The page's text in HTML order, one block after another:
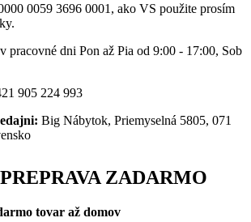
0059 3696 0001, ako VS použite prosím
pracovné dni Pon až Pia od 9:00 - 17:00, Sob
905 224 993
Big Nábytok, Priemyselná 5805, 071
ZADARMO
tovar až domov